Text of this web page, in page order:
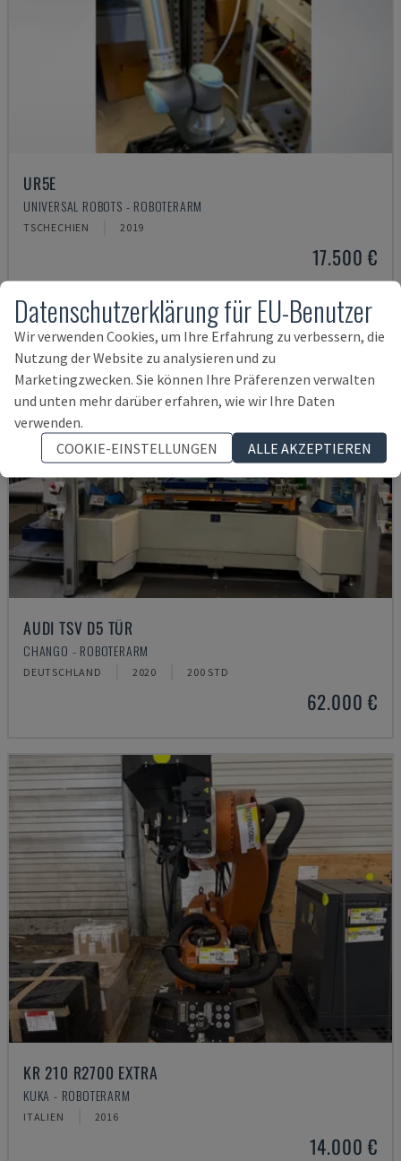
UR5E
UNIVERSAL ROBOTS - ROBOTERARM
TSCHECHIEN 2019
17.500 €
AUDI TSV D5 TÜR
CHANGO - ROBOTERARM
DEUTSCHLAND 2020 200 STD
62.000 €
KR 210 R2700 EXTRA
KUKA - ROBOTERARM
ITALIEN 2016
14.000 €
Datenschutzerklärung für EU-Benutzer
Wir verwenden Cookies, um Ihre Erfahrung zu verbessern, die
Nutzung der Website zu analysieren und zu
Marketingzwecken. Sie können Ihre Präferenzen verwalten
und unten mehr darüber erfahren, wie wir Ihre Daten
verwenden.
COOKIE-EINSTELLUNGEN
ALLE AKZEPTIEREN